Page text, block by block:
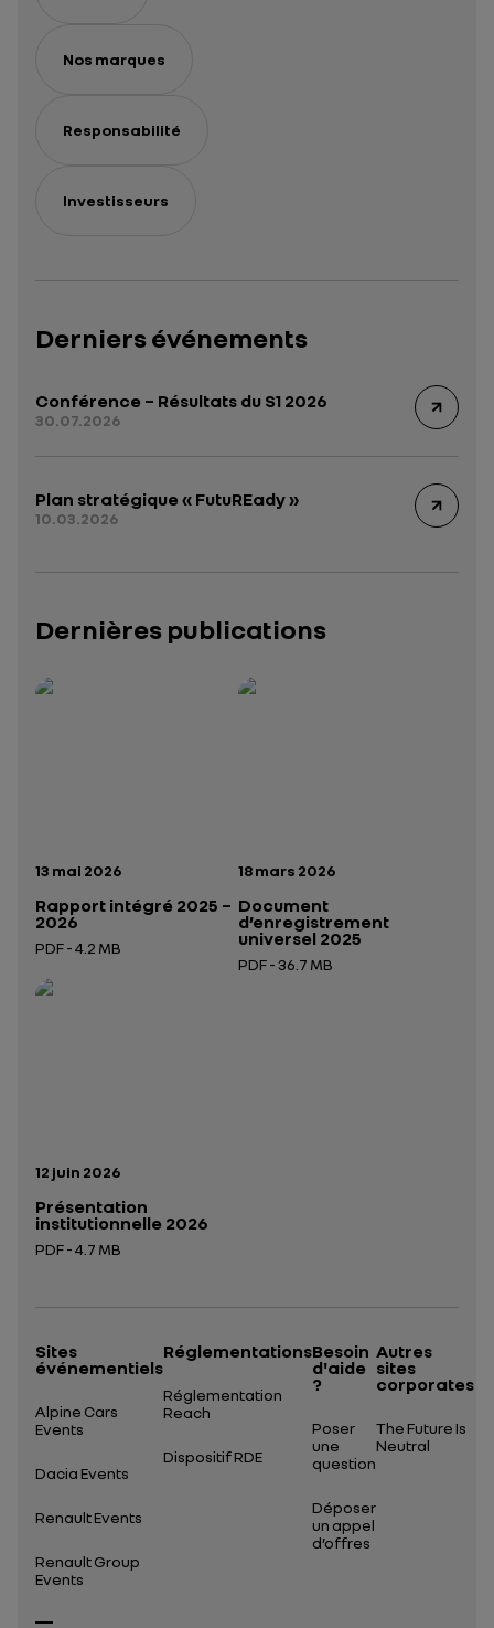
Nos marques
Responsabilité
Investisseurs
Derniers événements
Conférence – Résultats du S1 2026
30.07.2026
Plan stratégique « FutuREady »
10.03.2026
Dernières publications
Date de publication:
13 mai 2026
Rapport intégré 2025 –
2026
PDF - 4.2 MB
Ouverture dans un nouvel onglet
Rapport intégré 2025 – 2026— données structurées (JSON)
Date de publication:
18 mars 2026
Document
d’enregistrement
universel 2025
PDF - 36.7 MB
Date de publication:
12 juin 2026
Présentation
institutionnelle 2026
PDF - 4.7 MB
Présentation institutionnelle 2026
Sites
événementiels
Alpine Cars
Events
Dacia Events
Renault Events
Renault Group
Events
Réglementations
Réglementation
Reach
Dispositif RDE
Besoin
d'aide
?
Poser
une
question
Déposer
un appel
d’offres
Autres
sites
corporates
The Future Is
Neutral